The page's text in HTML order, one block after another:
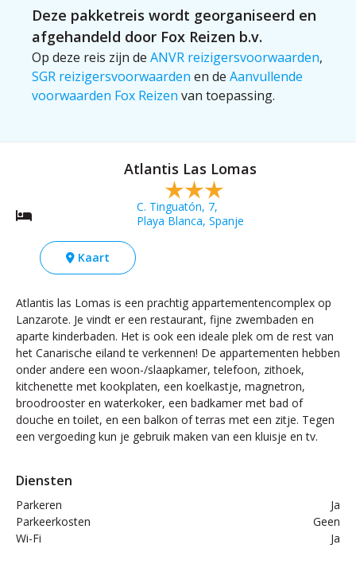
Deze pakketreis wordt georganiseerd en
afgehandeld door Fox Reizen b.v.
Op deze reis zijn de ANVR reizigersvoorwaarden,
SGR reizigersvoorwaarden en de Aanvullende
voorwaarden Fox Reizen van toepassing.
Atlantis Las Lomas
C. Tinguatón, 7,
Playa Blanca, Spanje
Kaart
Atlantis las Lomas is een prachtig appartementencomplex op
Lanzarote. Je vindt er een restaurant, fijne zwembaden en
aparte kinderbaden. Het is ook een ideale plek om de rest van
het Canarische eiland te verkennen! De appartementen hebben
onder andere een woon-/slaapkamer, telefoon, zithoek,
kitchenette met kookplaten, een koelkastje, magnetron,
broodrooster en waterkoker, een badkamer met bad of
douche en toilet, en een balkon of terras met een zitje. Tegen
een vergoeding kun je gebruik maken van een kluisje en tv.
Diensten
Parkeren
Ja
Parkeerkosten
Geen
Wi-Fi
Ja